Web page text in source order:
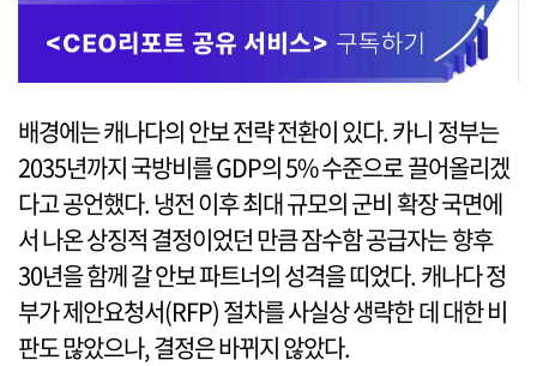
배경에는 캐나다의 안보 전략 전환이 있다. 카니 정부는
2035년까지 국방비를 GDP의 5% 수준으로 끌어올리겠
다고 공언했다. 냉전 이후 최대 규모의 군비 확장 국면에
서 나온 상징적 결정이었던 만큼 잠수함 공급자는 향후
30년을 함께 갈 안보 파트너의 성격을 띠었다. 캐나다 정
부가 제안요청서(RFP) 절차를 사실상 생략한 데 대한 비
판도 많았으나, 결정은 바뀌지 않았다.